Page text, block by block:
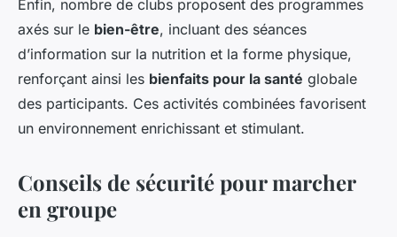
Enfin, nombre de clubs proposent des programmes
axés sur le bien-être, incluant des séances
d’information sur la nutrition et la forme physique,
renforçant ainsi les bienfaits pour la santé globale
des participants. Ces activités combinées favorisent
un environnement enrichissant et stimulant.
Conseils de sécurité pour marcher
en groupe